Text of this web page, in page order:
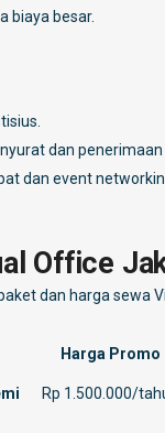
biaya besar.
dan
dan event
Office
dan harga sewa
Harga Promo
Rp 1.500.000/